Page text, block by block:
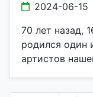
2024-06-15
70 лет назад,
родился один
артистов